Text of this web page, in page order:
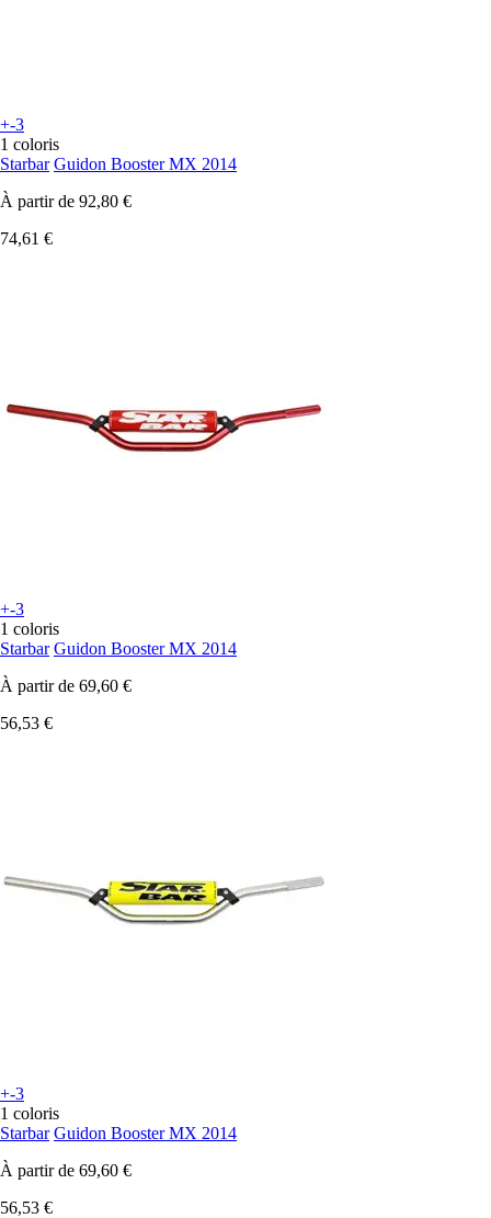
+-3
1 coloris
Starbar Guidon Booster MX 2014
À partir de 92,80 €
74,61 €
+-3
1 coloris
Starbar Guidon Booster MX 2014
À partir de 69,60 €
56,53 €
+-3
1 coloris
Starbar Guidon Booster MX 2014
À partir de 69,60 €
56,53 €